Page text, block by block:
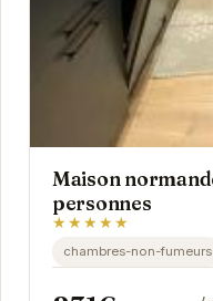
Maison
personnes
★★★★★
chambres-non-fumeurs